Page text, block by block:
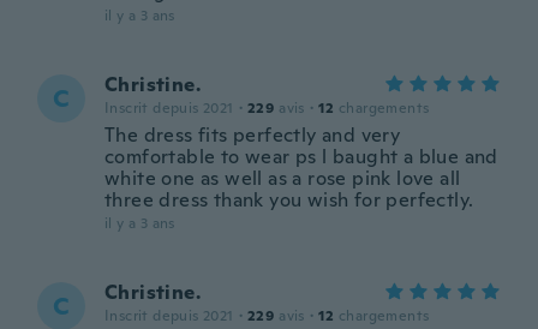
il y a 3 ans
C Christine.
Inscrit depuis 2021 · 229 avis · 12 chargements
The dress fits perfectly and very
comfortable to wear ps l baught a blue and
white one as well as a rose pink love all
three dress thank you wish for perfectly.
il y a 3 ans
C Christine.
Inscrit depuis 2021 · 229 avis · 12 chargements